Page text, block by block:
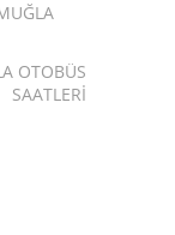
OTOBÜS
SAATLERI